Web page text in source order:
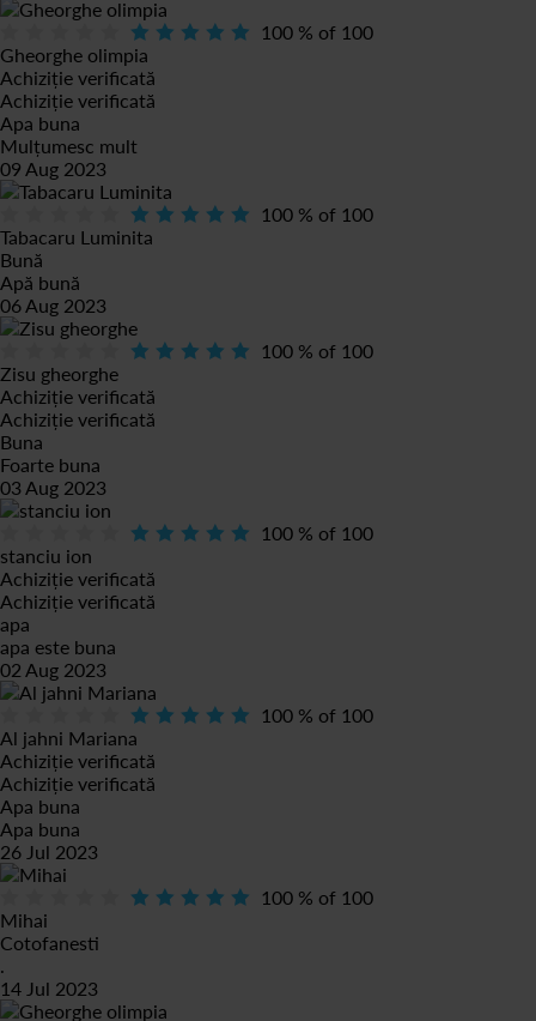
100 % of 100
Gheorghe olimpia
Achiziție verificată
Achiziție verificată
Apa buna
Mulțumesc mult
09 Aug 2023
100 % of 100
Tabacaru Luminita
Bună
Apă bună
06 Aug 2023
100 % of 100
Zisu gheorghe
Achiziție verificată
Achiziție verificată
Buna
Foarte buna
03 Aug 2023
100 % of 100
stanciu ion
Achiziție verificată
Achiziție verificată
apa
apa este buna
02 Aug 2023
100 % of 100
Al jahni Mariana
Achiziție verificată
Achiziție verificată
Apa buna
Apa buna
26 Jul 2023
100 % of 100
Mihai
Cotofanesti
.
14 Jul 2023